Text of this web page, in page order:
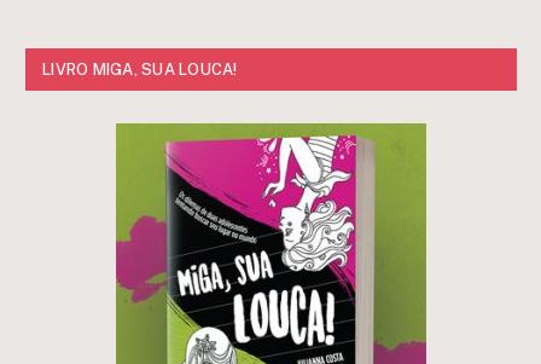
LIVRO MIGA, SUA LOUCA!